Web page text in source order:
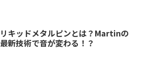
リキッドメタルピンとは？Martinの
最新技術で音が変わる！？